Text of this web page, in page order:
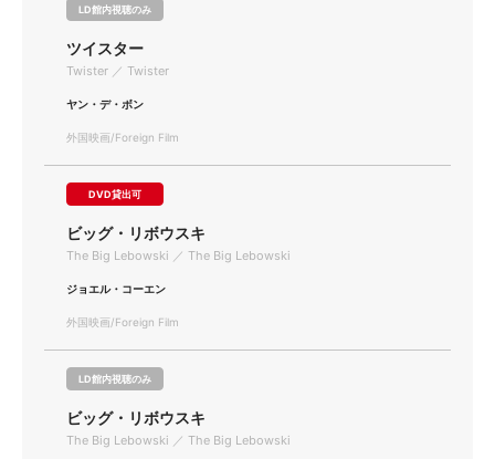
LD館内視聴のみ
ツイスター
Twister ／ Twister
ヤン・デ・ボン
外国映画/Foreign Film
DVD貸出可
ビッグ・リボウスキ
The Big Lebowski ／ The Big Lebowski
ジョエル・コーエン
外国映画/Foreign Film
LD館内視聴のみ
ビッグ・リボウスキ
The Big Lebowski ／ The Big Lebowski